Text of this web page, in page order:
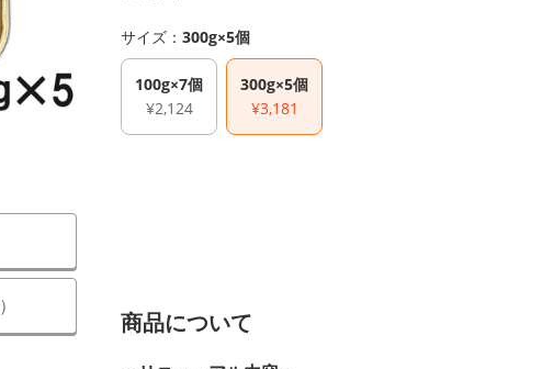
）
サイズ： 300g×5個
100g×7個
¥2,124
300g×5個
¥3,181
商品について